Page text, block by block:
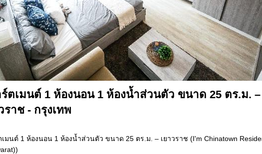
ตเมนต์ 1 ห้องนอน 1 ห้องน้ำส่วนตัว ขนาด 25 ตร.ม. –
ราช - กรุงเทพ
เมนต์ 1 ห้องนอน 1 ห้องน้ำส่วนตัว ขนาด 25 ตร.ม. – เยาวราช (I'm Chinatown